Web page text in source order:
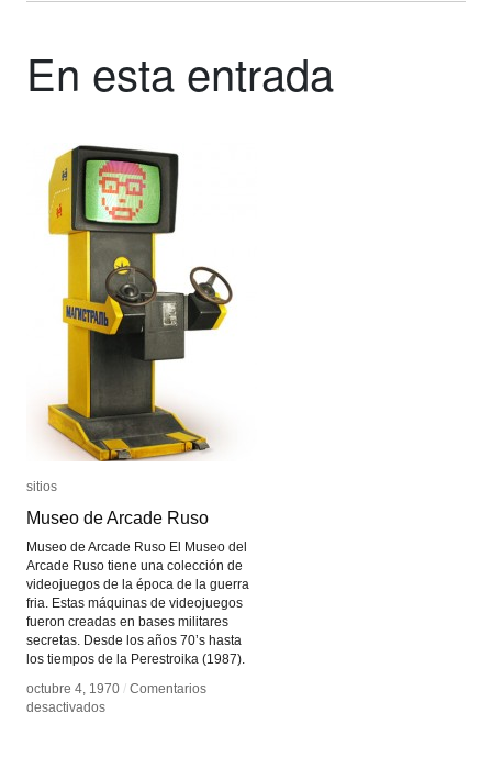
En esta entrada
sitios
Museo de Arcade Ruso
Museo de Arcade Ruso El Museo del
Arcade Ruso tiene una colección de
videojuegos de la época de la guerra
fria. Estas máquinas de videojuegos
fueron creadas en bases militares
secretas. Desde los años 70’s hasta
los tiempos de la Perestroika (1987).
octubre 4, 1970 / Comentarios
desactivadosen
sitios
Museo de Arcade Ruso
octubre 4, 1970 / Comentarios
desactivadosen